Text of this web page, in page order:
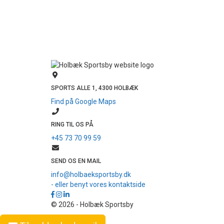
SPORTS ALLE 1, 4300 HOLBÆK
Find på Google Maps
RING TIL OS PÅ
+45 73 70 99 59
SEND OS EN MAIL
info@holbaeksportsby.dk
- eller benyt vores kontaktside
© 2026 - Holbæk Sportsby